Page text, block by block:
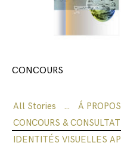
CONCOURS
All Stories …
Á PROPOS
CONCOURS &
IDENTITÉS VISUELLES